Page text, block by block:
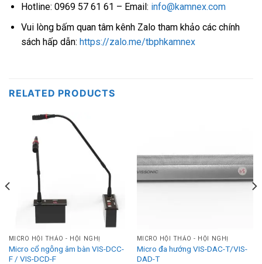
Hotline: 0969 57 61 61 – Email: info@kamnex.com
Vui lòng bấm quan tâm kênh Zalo tham khảo các chính
sách hấp dẫn: https://zalo.me/tbphkamnex
RELATED PRODUCTS
MICRO HỘI THẢO - HỘI NGHỊ
Micro cổ ngỗng âm bàn VIS-DCC-
F / VIS-DCD-F
MICRO HỘI THẢO - HỘI NGHỊ
Micro đa hướng VIS-DAC-T/VIS-
DAD-T